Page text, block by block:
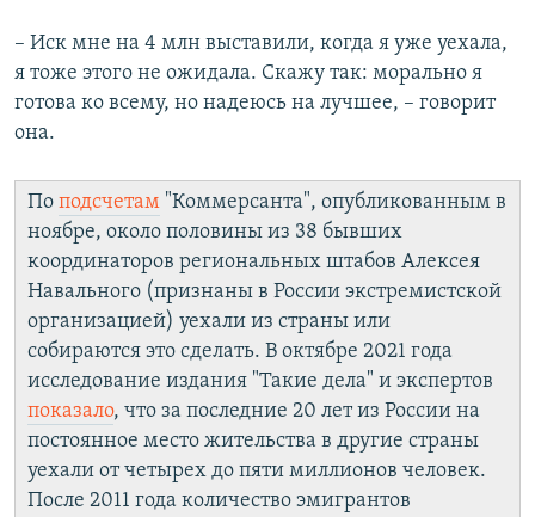
– Иск мне на 4 млн выставили, когда я уже уехала,
я тоже этого не ожидала. Скажу так: морально я
готова ко всему, но надеюсь на лучшее, – говорит
она.
По подсчетам "Коммерсанта", опубликованным в
ноябре, около половины из 38 бывших
координаторов региональных штабов Алексея
Навального (признаны в России экстремистской
организацией) уехали из страны или
собираются это сделать. В октябре 2021 года
исследование издания "Такие дела" и экспертов
показало, что за последние 20 лет из России на
постоянное место жительства в другие страны
уехали от четырех до пяти миллионов человек.
После 2011 года количество эмигрантов